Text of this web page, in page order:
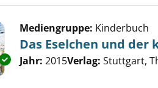
Exemplar-Details von Das
Mediengruppe: Kinderbuch
Das Eselchen und der
Suche nach diesem Verfasser
Jahr: 2015Verlag: Stuttgart,